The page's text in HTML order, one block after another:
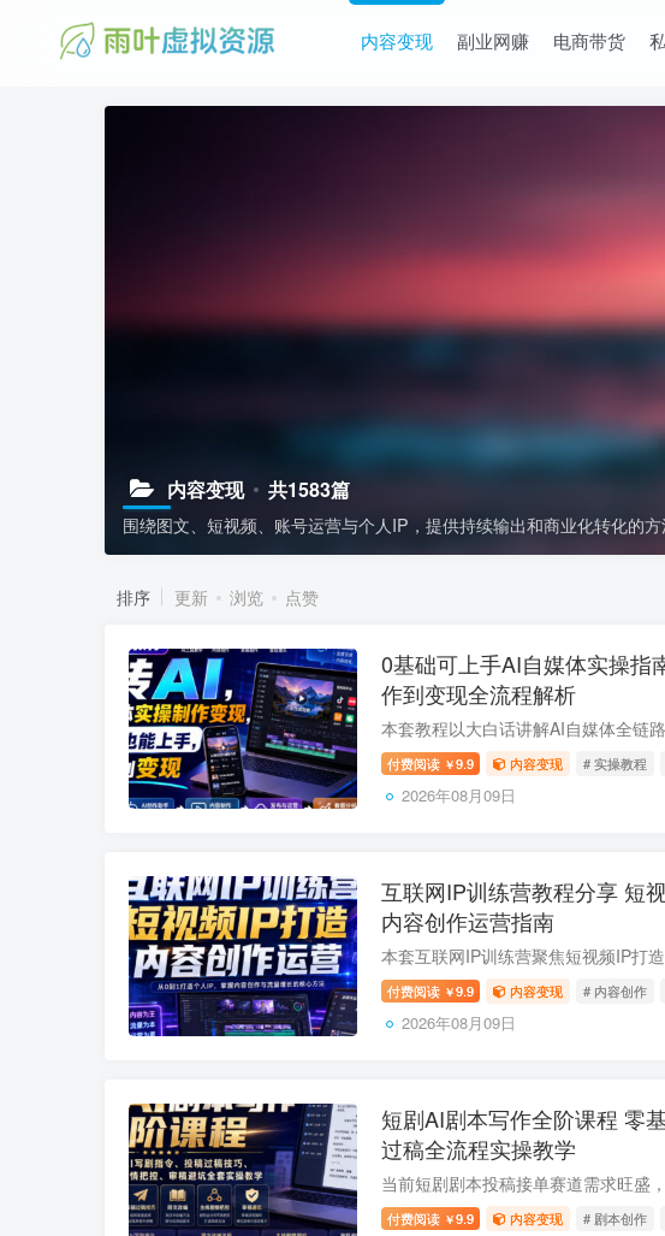
内容变现 副业网赚 电商带货
内容变现 共1583篇
围绕图文、短视频、账号运营与个人IP，提供持续输出和商业化转化的方
排序 更新 浏览 点赞
0基础可上手AI自媒体实操指
作到变现全流程解析
付费阅读 ￥9.9 内容变现 # 实操教程
2026年08月09日
互联网IP训练营教程分享 短
内容创作运营指南
付费阅读 ￥9.9 内容变现 # 内容创作
2026年08月09日
短剧AI剧本写作全阶课程 零
过稿全流程实操教学
付费阅读 ￥9.9 内容变现 # 剧本创作